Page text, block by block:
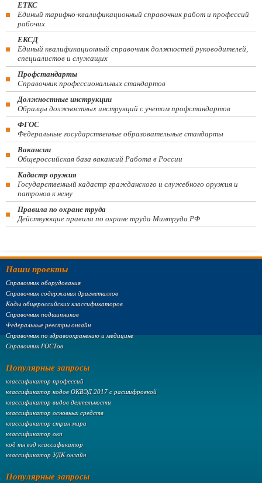
ЕТКС
Единый тарифно-квалификационный справочник работ и профессий
рабочих
ЕКСД
Единый квалификационный справочник должностей руководителей,
специалистов и служащих
Профстандарты
Справочник профессиональных стандартов
Должностные инструкции
Образцы должностных инструкций с учетом профстандартов
ФГОС
Федеральные государственные образовательные стандарты
Вакансии
Общероссийская база вакансий Работа в России
Кадастр оружия
Государственный кадастр гражданского и служебного оружия и
патронов к нему
Правила по охране труда
Действующие правила по охране труда Минтруда РФ
Наши проекты
Справочник оборудования
Справочник содержания драгметаллов
Коды общероссийских классификаторов
Справочник подшипников
Федеральные реестры онлайн
Справочник по здравоохранению и медицине
Справочник ГОСТов
Популярные запросы
классификатор профессий
классификатор кодов ОКВЭД 2017 с расшифровкой
классификатор видов деятельности
классификатор основных средств
классификатор стран мира
классификатор окп
код тн вэд классификатор
классификатор УДК онлайн
Популярные запросы